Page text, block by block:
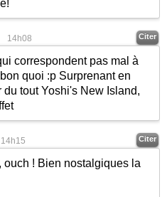
14h08 Citer
correspondent pas mal à
quoi :p Surprenant en
du tout Yoshi's New Island,
14h15 Citer
ouch ! Bien nostalgiques la